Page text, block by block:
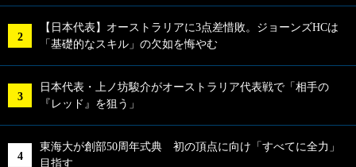
【日本代表】オーストラリアに3点差惜敗。ジョーンズHCは
「基礎的なスキル」の欠如を悔やむ
日本代表・上ノ坊駿介がオーストラリア代表戦で「相手の
『レッド』を狙う」
東海大が創部50周年式典 初の頂点に向け「すべてに全力」
目指す